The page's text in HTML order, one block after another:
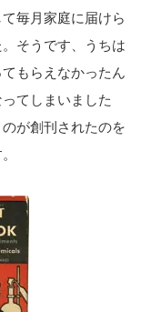
毎月家庭に届けら
そうです、うちは
もらえなかったん
ってしまいました
のが創刊されたのを